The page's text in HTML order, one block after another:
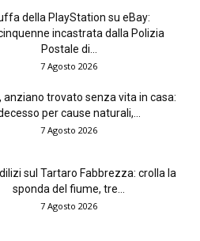
della PlayStation su eBay:
incastrata dalla Polizia
Postale di...
7 Agosto 2026
anziano trovato senza vita in casa:
per cause naturali,...
7 Agosto 2026
sul Tartaro Fabbrezza: crolla la
sponda del fiume, tre...
7 Agosto 2026